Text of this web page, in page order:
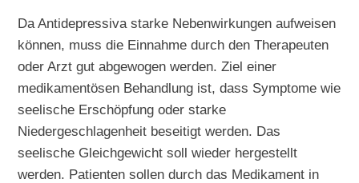
Da Antidepressiva starke Nebenwirkungen aufweisen
können, muss die Einnahme durch den Therapeuten
oder Arzt gut abgewogen werden. Ziel einer
medikamentösen Behandlung ist, dass Symptome wie
seelische Erschöpfung oder starke
Niedergeschlagenheit beseitigt werden. Das
seelische Gleichgewicht soll wieder hergestellt
werden. Patienten sollen durch das Medikament in